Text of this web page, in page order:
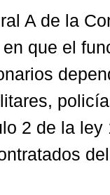
A de la
que el
2 de la